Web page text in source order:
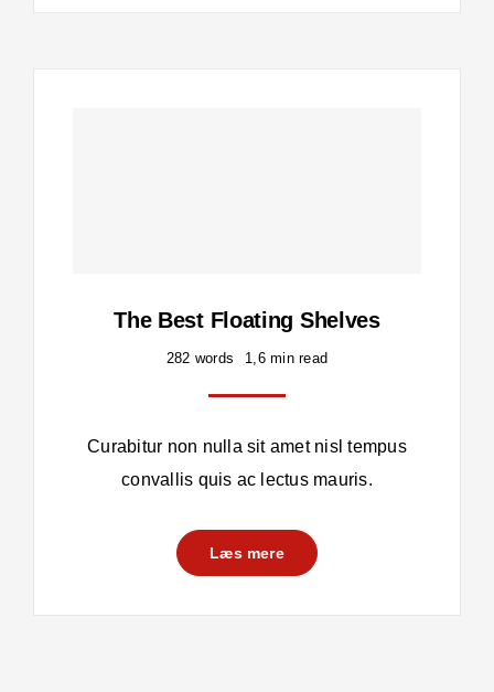
The Best Floating Shelves
282 words 1,6 min read
Curabitur non nulla sit amet nisl tempus
convallis quis ac lectus mauris.
Læs mere